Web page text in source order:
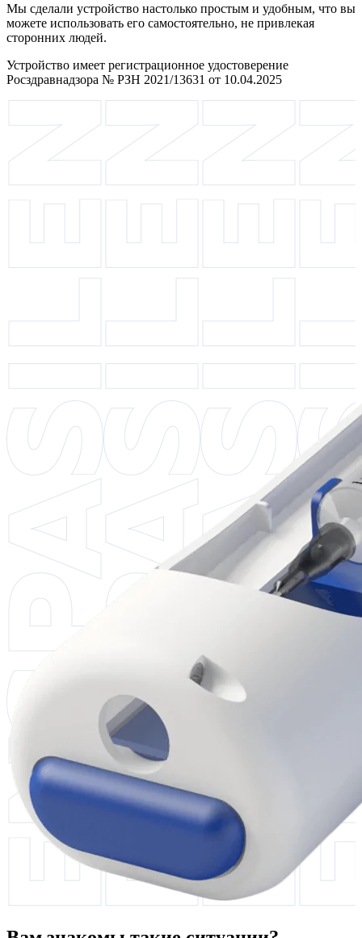
Мы сделали устройство настолько простым и удобным, что вы
можете использовать его самостоятельно, не привлекая
сторонних людей.
Устройство имеет регистрационное удостоверение
Росздравнадзора № РЗН 2021/13631 от 10.04.2025